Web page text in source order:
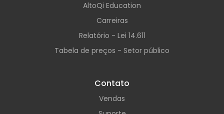
AltoQi Education
Carreiras
Relatório - Lei 14.611
Tabela de preços - Setor público
Contato
Vendas